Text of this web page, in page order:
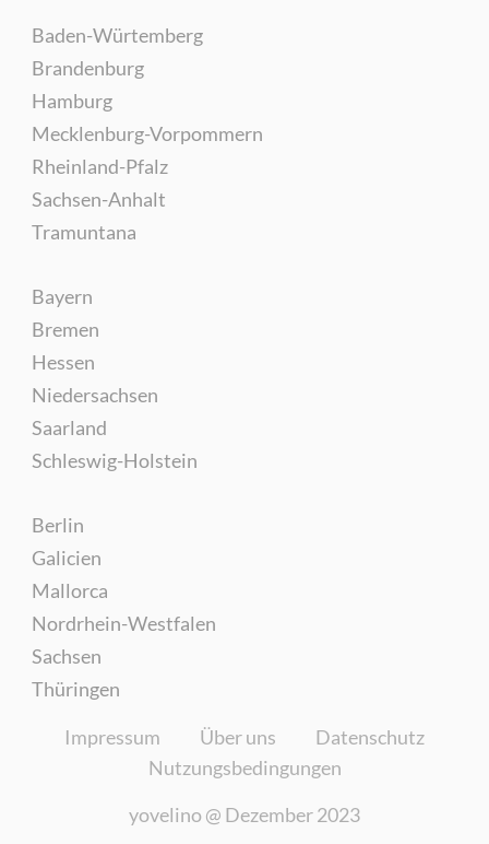
Baden-Würtemberg
Brandenburg
Hamburg
Mecklenburg-Vorpommern
Rheinland-Pfalz
Sachsen-Anhalt
Tramuntana
Bayern
Bremen
Hessen
Niedersachsen
Saarland
Schleswig-Holstein
Berlin
Galicien
Mallorca
Nordrhein-Westfalen
Sachsen
Thüringen
Impressum Über uns
Datenschutz
Nutzungsbedingungen
yovelino @ Dezember 2023